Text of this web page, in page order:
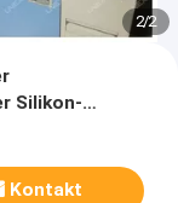
2/2
Silikon-
Kontakt